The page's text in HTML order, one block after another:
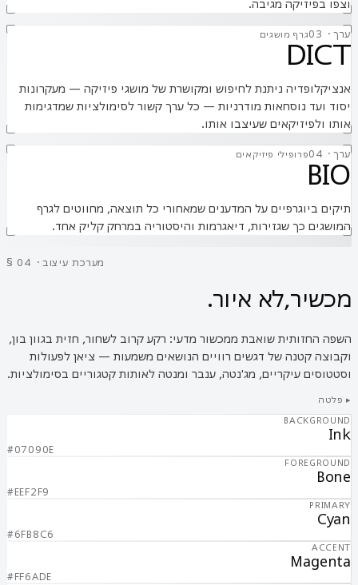
וצפו בפיזיקה מגיבה.
0 3 ·ערך גרף מושגים
DICT
אנציקלופדיה ניתנת לחיפוש ומקושרת של מושגי פיזיקה — מעקרונות
יסוד ועד נוסחאות מודרניות — כל ערך קשור לסימולציות שמדגימות
אותו ולפיזיקאים שעיצבו אותו.
0 4 ·ערך פרופילי פיזיקאים
BIO
תיקים ביוגרפיים על המדענים שמאחורי כל תוצאה, מחווטים לגרף
המושגים כך שגזירות, דיאגרמות והיסטוריה במרחק קליק אחד.
§ 04 · מערכת עיצוב
מכשיר,לא איור.
השפה החזותית שואבת ממכשור מדעי: רקע קרוב לשחור, חזית בגוון בון,
וקבוצה קטנה של דגשים רוויים הנושאים משמעות — ציאן לפעולות
וסטטוסים עיקריים, מג'נטה, ענבר ומנטה לאותות קטגוריים בסימולציות.
▸ פלטה
BACKGROUND
Ink
#07090E
FOREGROUND
Bone
#EEF2F9
PRIMARY
Cyan
#6FB8C6
ACCENT
Magenta
#FF6ADE